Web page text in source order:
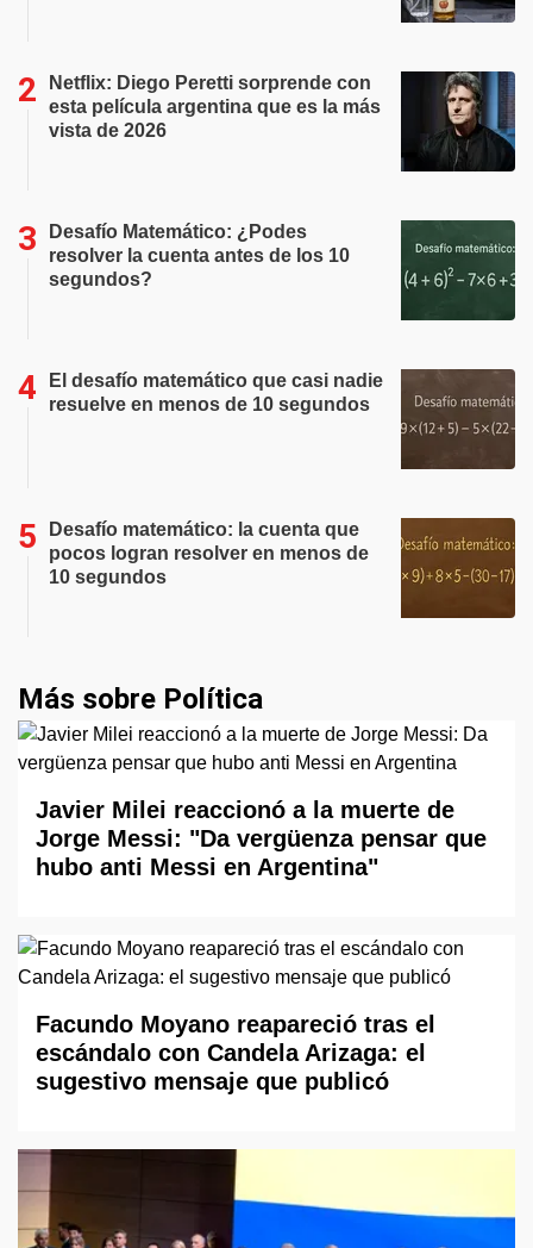
Netflix: Diego Peretti sorprende con
esta película argentina que es la más
vista de 2026
Desafío Matemático: ¿Podes
resolver la cuenta antes de los 10
segundos?
El desafío matemático que casi nadie
resuelve en menos de 10 segundos
Desafío matemático: la cuenta que
pocos logran resolver en menos de
10 segundos
Más sobre Política
Javier Milei reaccionó a la muerte de
Jorge Messi: "Da vergüenza pensar que
hubo anti Messi en Argentina"
Facundo Moyano reapareció tras el
escándalo con Candela Arizaga: el
sugestivo mensaje que publicó